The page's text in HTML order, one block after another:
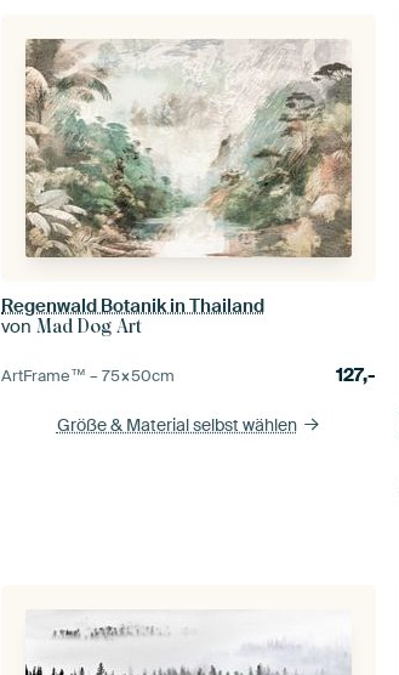
Regenwald Botanik in Thailand
vonMad Dog Art
ArtFrame™ –75×50cm 127,-
Größe & Material selbst wählen